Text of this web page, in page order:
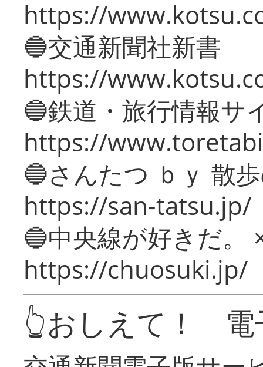
https://
🔵交通新聞社新書
https://
🔵鉄道・旅行情報サ
https://
🔵さんたつ ｂｙ 散
https://san-tatsu.jp/
🔵中央線が好きだ。
https://chuosuki.jp/
👆おしえて！ 電